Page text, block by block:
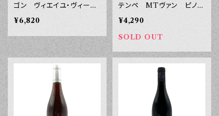
ゴン ヴィエイユ・ヴィーニ
ュ ２０２２年 ７５０ｍｌ
¥6,820
テンペ MTヴァン ピノ・
ノワール ヴァン・ド・フラン
ス ２０２４年 ７５０ｍｌ
¥4,290
SOLD OUT